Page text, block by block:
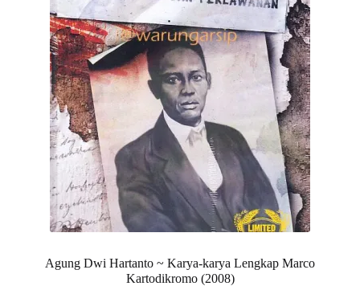
Agung Dwi Hartanto ~ Karya-karya Lengkap Marco
Kartodikromo (2008)